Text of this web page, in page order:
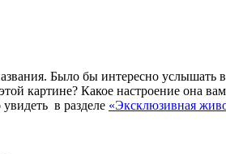
Было бы интересно услышать
картине? Какое настроение она
в разделе «Эксклюзивная